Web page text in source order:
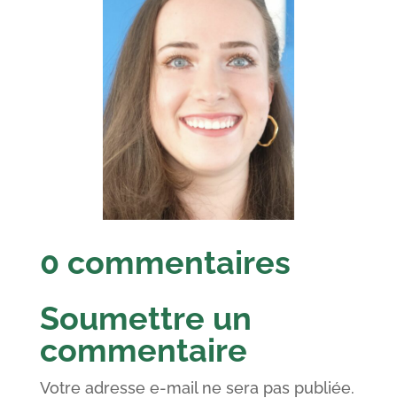
0 commentaires
Soumettre un
commentaire
Votre adresse e-mail ne sera pas publiée.